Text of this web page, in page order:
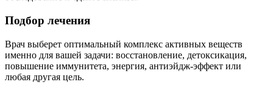
Подбор лечения
Врач выберет оптимальный комплекс активных веществ
именно для вашей задачи: восстановление, детоксикация,
повышение иммунитета, энергия, антиэйдж-эффект или
любая другая цель.